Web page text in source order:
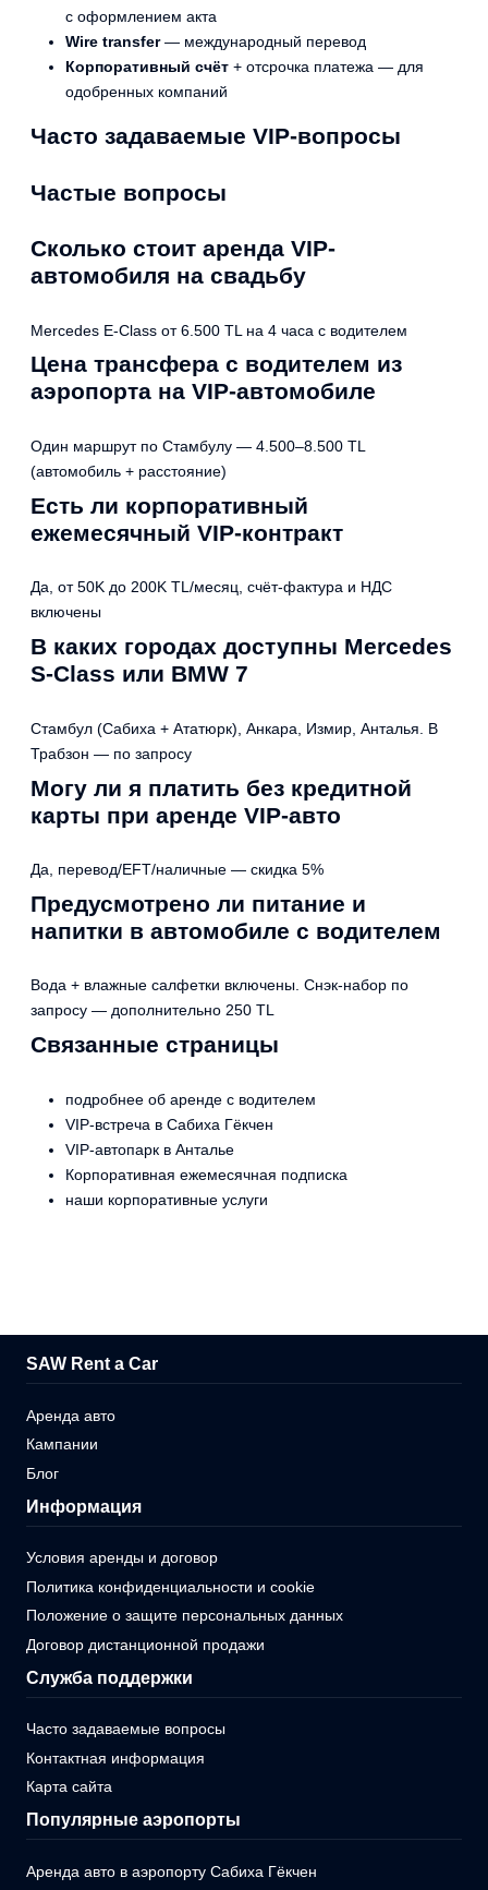
с оформлением акта
Wire transfer— международный перевод
Корпоративный счёт + отсрочка платежа — для
одобренных компаний
Часто задаваемые VIP-вопросы
Частые вопросы
Сколько стоит аренда VIP-
автомобиля на свадьбу
Mercedes E-Class от 6.500 TL на 4 часа с водителем
Цена трансфера с водителем из
аэропорта на VIP-автомобиле
Один маршрут по Стамбулу — 4.500–8.500 TL
(автомобиль + расстояние)
Есть ли корпоративный
ежемесячный VIP-контракт
Да, от 50K до 200K TL/месяц, счёт-фактура и НДС
включены
В каких городах доступны Mercedes
S-Class или BMW 7
Стамбул (Сабиха + Ататюрк), Анкара, Измир, Анталья. В
Трабзон — по запросу
Могу ли я платить без кредитной
карты при аренде VIP-авто
Да, перевод/EFT/наличные — скидка 5%
Предусмотрено ли питание и
напитки в автомобиле с водителем
Вода + влажные салфетки включены. Снэк-набор по
запросу — дополнительно 250 TL
Связанные страницы
подробнее об аренде с водителем
VIP-встреча в Сабиха Гёкчен
VIP-автопарк в Анталье
Корпоративная ежемесячная подписка
наши корпоративные услуги
SAW Rent a Car
Аренда авто
Кампании
Блог
Информация
Условия аренды и договор
Политика конфиденциальности и cookie
Положение о защите персональных данных
Договор дистанционной продажи
Служба поддержки
Часто задаваемые вопросы
Контактная информация
Карта сайта
Популярные аэропорты
Аренда авто в аэропорту Сабиха Гёкчен